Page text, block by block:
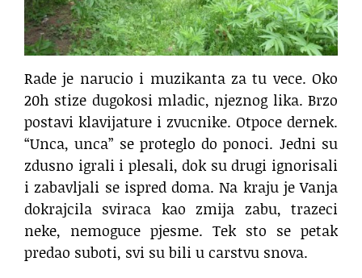
Rade je narucio i muzikanta za tu vece. Oko
20h stize dugokosi mladic, njeznog lika. Brzo
postavi klavijature i zvucnike. Otpoce dernek.
“Unca, unca” se proteglo do ponoci. Jedni su
zdusno igrali i plesali, dok su drugi ignorisali
i zabavljali se ispred doma. Na kraju je Vanja
dokrajcila sviraca kao zmija zabu, trazeci
neke, nemoguce pjesme. Tek sto se petak
predao suboti, svi su bili u carstvu snova.